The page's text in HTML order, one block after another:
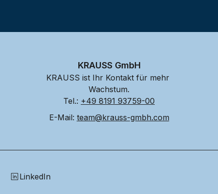
KRAUSS GmbH
KRAUSS ist Ihr Kontakt für mehr
Wachstum.
Tel.: +49 8191 93759-00
E-Mail: team@krauss-gmbh.com
LinkedIn